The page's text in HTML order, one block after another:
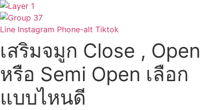
Skip
to
content
Line Instagram Phone-alt Tiktok
เสริมจมูก Close , Open
หรือ Semi Open เลือก
แบบไหนดี